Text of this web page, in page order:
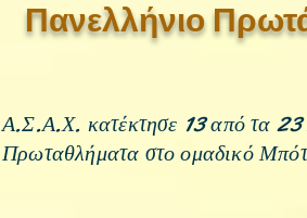
Πανελλήνιο
Α.Σ.Α.Χ. κατέκτησε 13 από τα 23
Πρωταθλήματα στο ομαδικό